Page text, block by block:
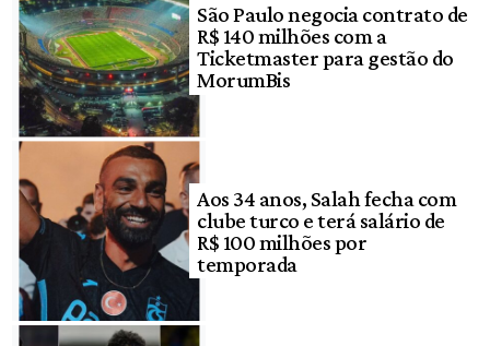
São Paulo negocia contrato de
R$ 140 milhões com a
Ticketmaster para gestão do
MorumBis
Aos 34 anos, Salah fecha com
clube turco e terá salário de
R$ 100 milhões por
temporada